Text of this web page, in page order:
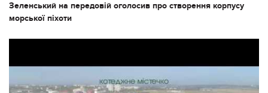
Зеленський на передовій оголосив про створення корпусу
морської піхоти